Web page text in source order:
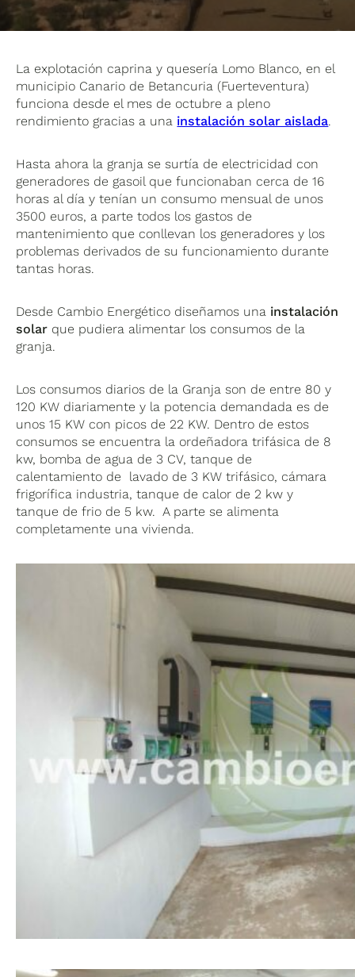
La explotación caprina y quesería Lomo Blanco, en el
municipio Canario de Betancuria (Fuerteventura)
funciona desde el mes de octubre a pleno
rendimiento gracias a una instalación solar aislada.
Hasta ahora la granja se surtía de electricidad con
generadores de gasoil que funcionaban cerca de 16
horas al día y tenían un consumo mensual de unos
3500 euros, a parte todos los gastos de
mantenimiento que conllevan los generadores y los
problemas derivados de su funcionamiento durante
tantas horas.
Desde Cambio Energético diseñamos una instalación
solar que pudiera alimentar los consumos de la
granja.
Los consumos diarios de la Granja son de entre 80 y
120 KW diariamente y la potencia demandada es de
unos 15 KW con picos de 22 KW. Dentro de estos
consumos se encuentra la ordeñadora trifásica de 8
kw, bomba de agua de 3 CV, tanque de
calentamiento de lavado de 3 KW trifásico, cámara
frigorífica industria, tanque de calor de 2 kw y
tanque de frio de 5 kw. A parte se alimenta
completamente una vivienda.